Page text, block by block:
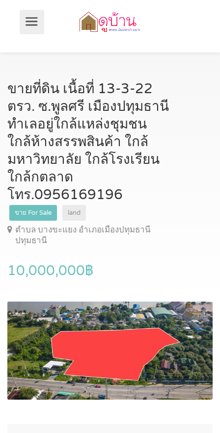
ขายที่ดิน เนื้อที่ 13-3-22
ตรว. ซ.พูลศรี เมืองปทุมธานี
ทำเลอยู่ใกล้แหล่งชุมชน
ใกล้ห้างสรรพสินค้า ใกล้
มหาวิทยาลัย ใกล้โรงเรียน
ใกล้กตลาด
โทร.0956169196
ขาย For Sale land
ตำบล บางขะแยง อำเภอเมืองปทุมธานี
ปทุมธานี
10,000,000฿